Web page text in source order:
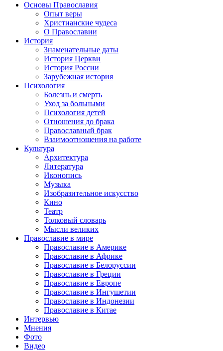
Основы Православия
Опыт веры
Христианские чудеса
О Православии
История
Знаменательные даты
История Церкви
История России
Зарубежная история
Психология
Болезнь и смерть
Уход за больными
Психология детей
Отношения до брака
Православный брак
Взаимоотношения на работе
Культура
Архитектура
Литература
Иконопись
Музыка
Изобразительное искусство
Кино
Театр
Толковый словарь
Мысли великих
Православие в мире
Православие в Америке
Православие в Африке
Православие в Белоруссии
Православие в Греции
Православие в Европе
Православие в Ингушетии
Православие в Индонезии
Православие в Китае
Интервью
Мнения
Фото
Видео